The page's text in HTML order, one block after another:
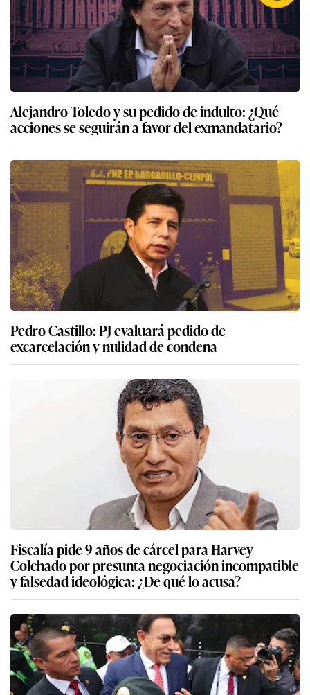
Alejandro Toledo y su pedido de indulto: ¿Qué
acciones se seguirán a favor del exmandatario?
Pedro Castillo: PJ evaluará pedido de
excarcelación y nulidad de condena
Fiscalía pide 9 años de cárcel para Harvey
Colchado por presunta negociación incompatible
y falsedad ideológica: ¿De qué lo acusa?